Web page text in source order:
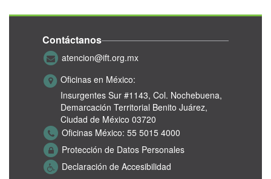
Contáctanos
atencion@ift.org.mx
Oficinas en México:
Insurgentes Sur #1143, Col. Nochebuena,
Demarcación Territorial Benito Juárez,
Ciudad de México 03720
Oficinas México: 55 5015 4000
Protección de Datos Personales
Declaración de Accesibilidad